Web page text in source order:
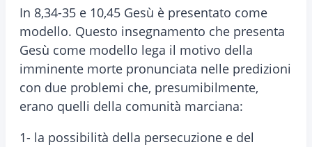
In 8,34-35 e 10,45 Gesù è presentato come
modello. Questo insegnamento che presenta
Gesù come modello lega il motivo della
imminente morte pronunciata nelle predizioni
con due problemi che, presumibilmente,
erano quelli della comunità marciana:
1- la possibilità della persecuzione e del